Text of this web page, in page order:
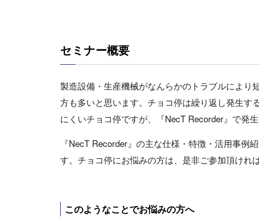
セミナー概要
製造設備・生産機械がなんらかのトラブルにより
方も多いと思います。チョコ停は繰り返し発生す
にくいチョコ停ですが、『NecT Recorder』で発
『NecT Recorder』の主な仕様・特徴・活用事例
す。チョコ停にお悩みの方は、是非ご参加頂けれ
このようなことでお悩みの方へ